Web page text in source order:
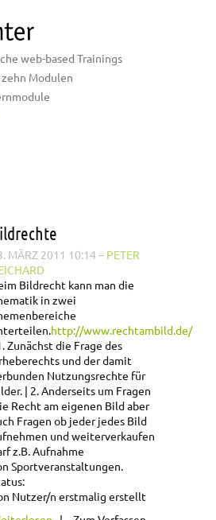
web-based Trainings
Modulen
MÄRZ 2011 10:14 – PETER
Bildrecht kann man die
in zwei
http://www.rechtambild.de/
Zunächst die Frage des
und der damit
Nutzungsrechte für
2. Anderseits um Fragen
Recht am eigenen Bild aber
Fragen ob jeder jedes Bild
und weiterverkaufen
z.B. Aufnahme
Sportveranstaltungen.
Nutzer/n erstmalig erstellt